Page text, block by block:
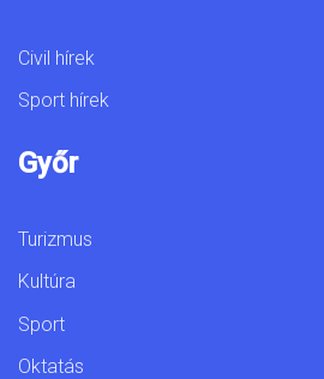
Civil hírek
Sport hírek
Győr
Turizmus
Kultúra
Sport
Oktatás